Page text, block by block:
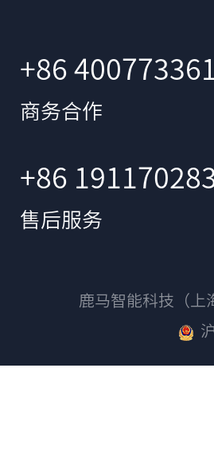
+86
商务合作
+86
售后服务
鹿马智能科技（